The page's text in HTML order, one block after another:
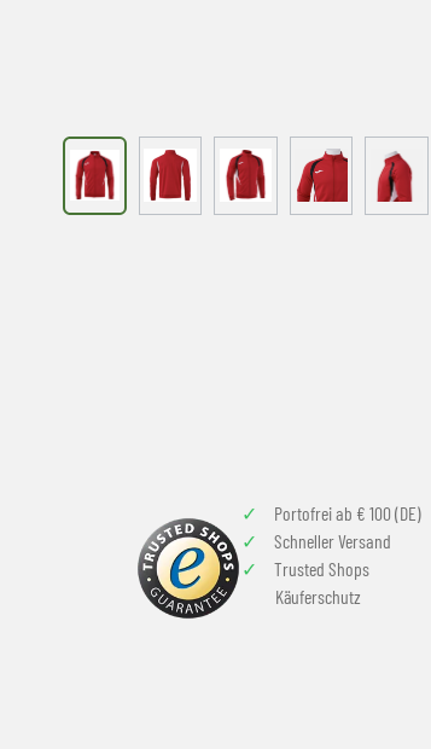
Portofrei ab € 100 (DE)
Schneller Versand
Trusted Shops
Käuferschutz